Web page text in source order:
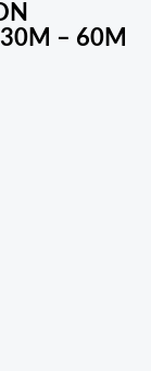
30M – 60M